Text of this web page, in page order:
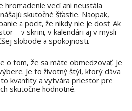
hromadenie vecí ani neustála
skutočné šťastie. Naopak,
a pocit, že nikdy nie je dosť. Ak
– v skrini, v kalendári aj v mysli –
slobode a spokojnosti.
o tom, že sa máte obmedzovať. Je
Je to životný štýl, ktorý dáva
kvantity a vytvára priestor pre
skutočne hodnotné.